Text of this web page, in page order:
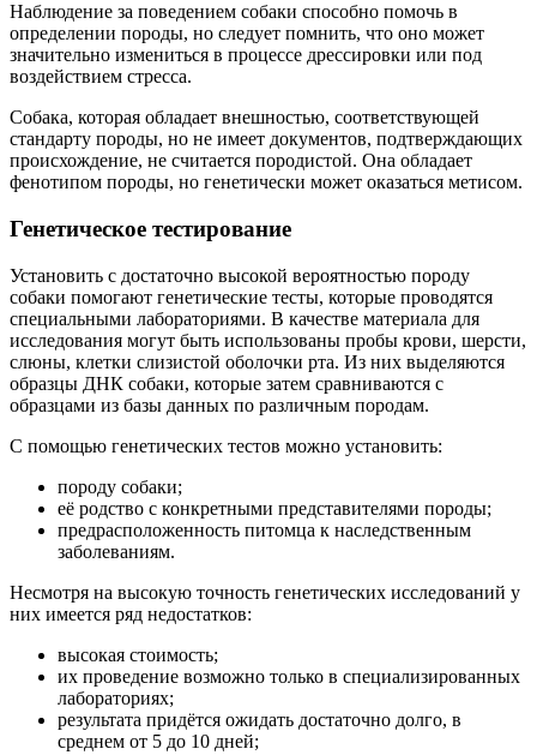
Наблюдение за поведением собаки способно помочь в
определении породы, но следует помнить, что оно может
значительно измениться в процессе дрессировки или под
воздействием стресса.
Собака, которая обладает внешностью, соответствующей
стандарту породы, но не имеет документов, подтверждающих
происхождение, не считается породистой. Она обладает
фенотипом породы, но генетически может оказаться метисом.
Генетическое тестирование
Установить с достаточно высокой вероятностью породу
собаки помогают генетические тесты, которые проводятся
специальными лабораториями. В качестве материала для
исследования могут быть использованы пробы крови, шерсти,
слюны, клетки слизистой оболочки рта. Из них выделяются
образцы ДНК собаки, которые затем сравниваются с
образцами из базы данных по различным породам.
С помощью генетических тестов можно установить:
породу собаки;
её родство с конкретными представителями породы;
предрасположенность питомца к наследственным
заболеваниям.
Несмотря на высокую точность генетических исследований у
них имеется ряд недостатков:
высокая стоимость;
их проведение возможно только в специализированных
лабораториях;
результата придётся ожидать достаточно долго, в
среднем от 5 до 10 дней;